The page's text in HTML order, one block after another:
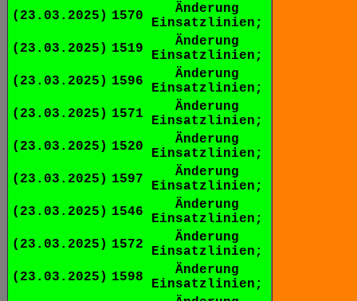
(23.03.2025) 1570
Änderung
Einsatzlinien;
(23.03.2025) 1519
Änderung
Einsatzlinien;
(23.03.2025) 1596
Änderung
Einsatzlinien;
(23.03.2025) 1571
Änderung
Einsatzlinien;
(23.03.2025) 1520
Änderung
Einsatzlinien;
(23.03.2025) 1597
Änderung
Einsatzlinien;
(23.03.2025) 1546
Änderung
Einsatzlinien;
(23.03.2025) 1572
Änderung
Einsatzlinien;
(23.03.2025) 1598
Änderung
Einsatzlinien;